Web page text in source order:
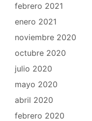
febrero 2021
enero 2021
noviembre 2020
octubre 2020
julio 2020
mayo 2020
abril 2020
febrero 2020